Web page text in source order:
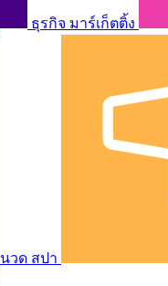
ธุรกิจ มาร์เก็ตติ้ง
นวด สปา